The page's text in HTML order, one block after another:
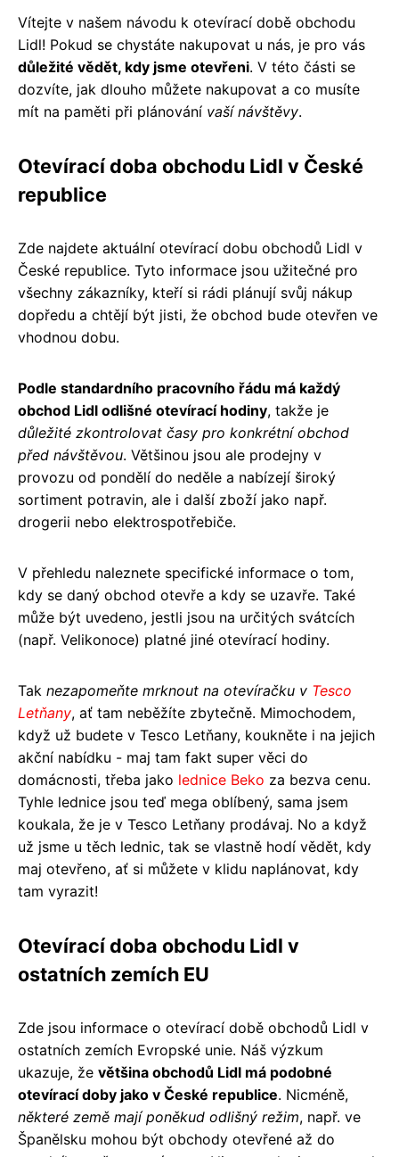
Vítejte v našem návodu k otevírací době obchodu
Lidl! Pokud se chystáte nakupovat u nás, je pro vás
důležité vědět, kdy jsme otevřeni. V této části se
dozvíte, jak dlouho můžete nakupovat a co musíte
mít na paměti při plánování vaší návštěvy.
Otevírací doba obchodu Lidl v České
republice
Zde najdete aktuální otevírací dobu obchodů Lidl v
České republice. Tyto informace jsou užitečné pro
všechny zákazníky, kteří si rádi plánují svůj nákup
dopředu a chtějí být jisti, že obchod bude otevřen ve
vhodnou dobu.
Podle standardního pracovního řádu má každý
obchod Lidl odlišné otevírací hodiny, takže je
důležité zkontrolovat časy pro konkrétní obchod
před návštěvou. Většinou jsou ale prodejny v
provozu od pondělí do neděle a nabízejí široký
sortiment potravin, ale i další zboží jako např.
drogerii nebo elektrospotřebiče.
V přehledu naleznete specifické informace o tom,
kdy se daný obchod otevře a kdy se uzavře. Také
může být uvedeno, jestli jsou na určitých svátcích
(např. Velikonoce) platné jiné otevírací hodiny.
Tak nezapomeňte mrknout na otevíračku v Tesco
Letňany, ať tam neběžíte zbytečně. Mimochodem,
když už budete v Tesco Letňany, koukněte i na jejich
akční nabídku - maj tam fakt super věci do
domácnosti, třeba jako lednice Beko za bezva cenu.
Tyhle lednice jsou teď mega oblíbený, sama jsem
koukala, že je v Tesco Letňany prodávaj. No a když
už jsme u těch lednic, tak se vlastně hodí vědět, kdy
maj otevřeno, ať si můžete v klidu naplánovat, kdy
tam vyrazit!
Otevírací doba obchodu Lidl v
ostatních zemích EU
Zde jsou informace o otevírací době obchodů Lidl v
ostatních zemích Evropské unie. Náš výzkum
ukazuje, že většina obchodů Lidl má podobné
otevírací doby jako v České republice. Nicméně,
některé země mají poněkud odlišný režim, např. ve
Španělsku mohou být obchody otevřené až do